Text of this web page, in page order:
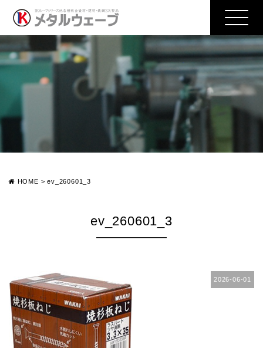
HOME >ev_260601_3
ev_260601_3
2026-06-01